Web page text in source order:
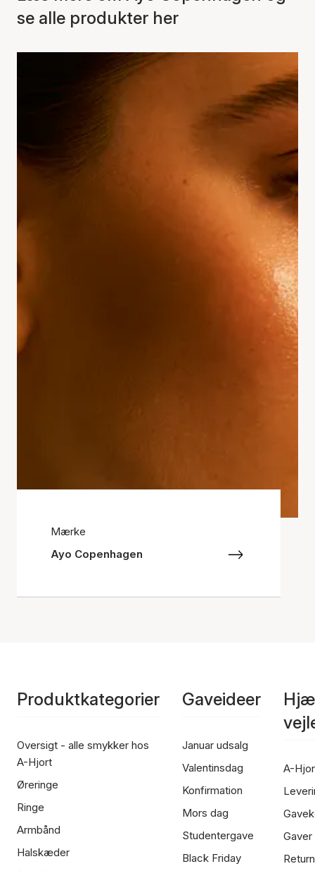
se alle produkter her
Mærke
Ayo Copenhagen
Produktkategorier
Oversigt - alle smykker hos
A-Hjort
Øreringe
Ringe
Armbånd
Halskæder
Gaveideer
Januar udsalg
Valentinsdag
Konfirmation
Mors dag
Studentergave
Black Friday
A-